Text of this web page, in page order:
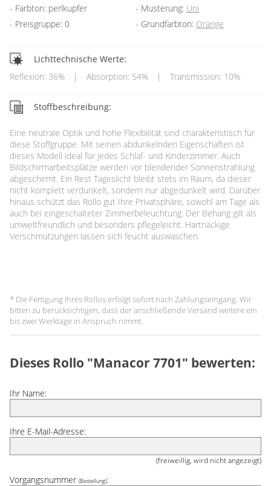
Farbton: perlkupfer Musterung: Uni
Preisgruppe: 0
Grundfarbton: Orange
Lichttechnische Werte:
Reflexion: 36%
| Absorption: 54% | Transmission: 10%
Stoffbeschreibung:
Eine neutrale Optik und hohe Flexibilität sind charakteristisch für
diese Stoffgruppe. Mit seinen abdunkelnden Eigenschaften ist
dieses Modell ideal für jedes Schlaf- und Kinderzimmer. Auch
Bildschirmarbeitsplätze werden vor blendender Sonnenstrahlung
abgeschirmt. Ein Rest Tageslicht bleibt stets im Raum, da dieser
nicht komplett verdunkelt, sondern nur abgedunkelt wird. Darüber
hinaus schützt das Rollo gut Ihre Privatsphäre, sowohl am Tage als
auch bei eingeschalteter Zimmerbeleuchtung. Der Behang gilt als
umweltfreundlich und besonders pflegeleicht. Hartnäckige
Verschmutzungen lassen sich feucht auswaschen.
* Die Fertigung Ihres Rollos erfolgt sofort nach Zahlungseingang. Wir
bitten zu berücksichtigen, dass der anschließende Versand weitere ein
bis zwei Werktage in Anspruch nimmt.
Dieses Rollo "Manacor 7701" bewerten:
Ihr Name:
Ihre E-Mail-Adresse:
(freiweillig, wird nicht angezeigt)
Vorgangsnummer (Bestellung):